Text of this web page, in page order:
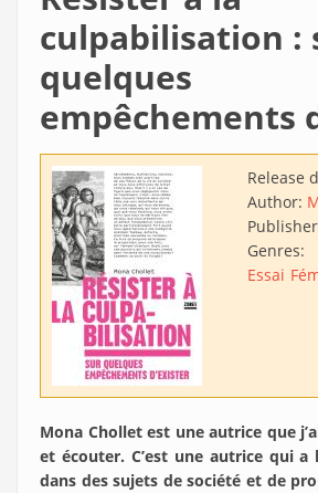
culpabilisation :
quelques
empêchements
Release
Author:
Genres:
Essai
Mona Chollet est une autrice que
et écouter. C’est une autrice qui
dans des sujets de société et de